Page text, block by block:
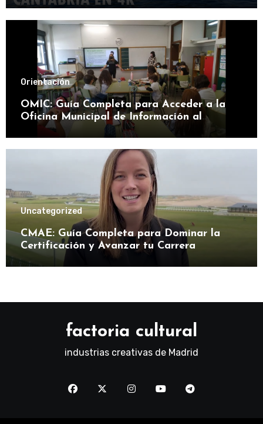
Orientación
OMIC: Guía Completa para Acceder a la
Oficina Municipal de Información al
Consumidor
Uncategorized
CMAE: Guía Completa para Dominar la
Certificación y Avanzar tu Carrera
factoria cultural
industrias creativas de Madrid